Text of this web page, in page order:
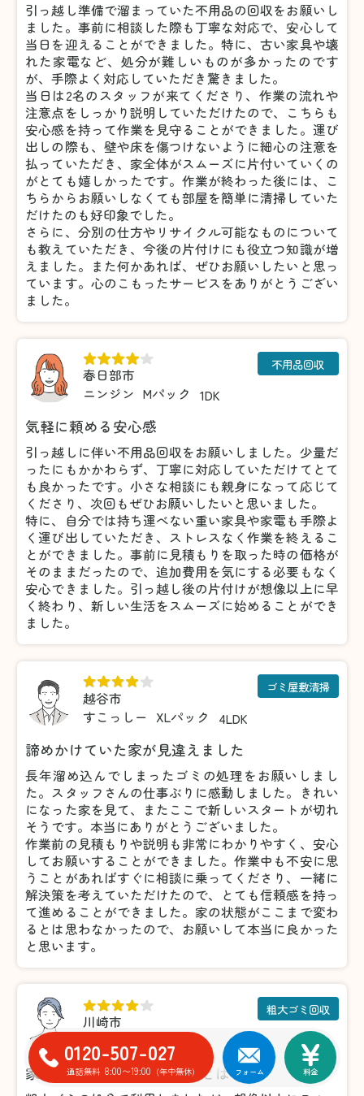
引っ越し準備で溜まっていた不用品の回収をお願いし
ました。事前に相談した際も丁寧な対応で、安心して
当日を迎えることができました。特に、古い家具や壊
れた家電など、処分が難しいものが多かったのです
が、手際よく対応していただき驚きました。
当日は2名のスタッフが来てくださり、作業の流れや
注意点をしっかり説明していただけたので、こちらも
安心感を持って作業を見守ることができました。運び
出しの際も、壁や床を傷つけないように細心の注意を
払っていただき、家全体がスムーズに片付いていくの
がとても嬉しかったです。作業が終わった後には、こ
ちらからお願いしなくても部屋を簡単に清掃していた
だけたのも好印象でした。
さらに、分別の仕方やリサイクル可能なものについて
も教えていただき、今後の片付けにも役立つ知識が増
えました。また何かあれば、ぜひお願いしたいと思っ
ています。心のこもったサービスをありがとうござい
ました。
春日部市
ニンジン Mパック 1DK
不用品回収
気軽に頼める安心感
引っ越しに伴い不用品回収をお願いしました。少量だ
ったにもかかわらず、丁寧に対応していただけてとて
も良かったです。小さな相談にも親身になって応じて
くださり、次回もぜひお願いしたいと思いました。
特に、自分では持ち運べない重い家具や家電も手際よ
く運び出していただき、ストレスなく作業を終えるこ
とができました。事前に見積もりを取った時の価格が
そのままだったので、追加費用を気にする必要もなく
安心できました。引っ越し後の片付けが想像以上に早
く終わり、新しい生活をスムーズに始めることができ
ました。
越谷市
すこっしー
XLパック 4LDK
ゴミ屋敷清掃
諦めかけていた家が見違えました
長年溜め込んでしまったゴミの処理をお願いしまし
た。スタッフさんの仕事ぶりに感動しました。きれい
になった家を見て、またここで新しいスタートが切れ
そうです。本当にありがとうございました。
作業前の見積もりや説明も非常にわかりやすく、安心
してお願いすることができました。作業中も不安に思
うことがあればすぐに相談に乗ってくださり、一緒に
解決策を考えていただけたので、とても信頼感を持っ
て進めることができました。家の状態がここまで変わ
るとは思わなかったので、お願いして本当に良かった
と思います。
川崎市
3DK
粗大ゴミ回収
家具の処分がこんなに楽だとは！
0120-507-027
通話無料 8:00〜19:00 (年中無休) フォーム 料金